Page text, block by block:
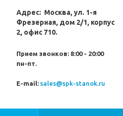
Адрес: Москва, ул. 1-я
Фрезерная, дом 2/1, корпус
2, офис 710.
Прием звонков: 8:00 - 20:00
пн-пт.
E-mail: sales@spk-stanok.ru